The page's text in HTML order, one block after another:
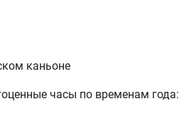
каньоне
часы по временам года: